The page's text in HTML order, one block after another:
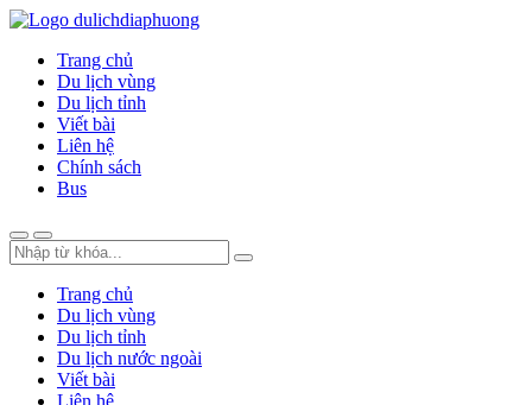
Trang chủ
Du lịch vùng
Du lịch tỉnh
Viết bài
Liên hệ
Chính sách
Bus
Trang chủ
Du lịch vùng
Du lịch tỉnh
Du lịch nước ngoài
Viết bài
Liên hệ